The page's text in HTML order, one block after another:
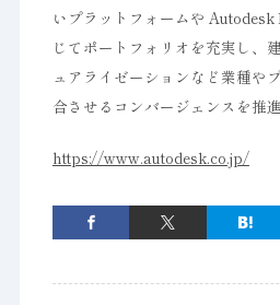
いプラットフォームや
じてポートフォリオを充実し、
ュアライゼーションなど業種や
合させるコンバージェンスを推
https://www.autodesk.co.jp/